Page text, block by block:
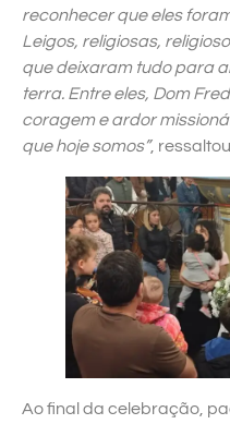
reconhecer que eles
Leigos, religiosas,
que deixaram tudo para
terra. Entre eles, Dom
coragem e ardor
que hoje somos”,
Ao final da celebração,